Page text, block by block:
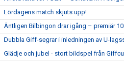
Lördagens match skjuts upp!
Äntligen Bilbingon drar igång – premiär
Dubbla Giff-segrar i inledningen av U-
Glädje och jubel - stort bildspel från